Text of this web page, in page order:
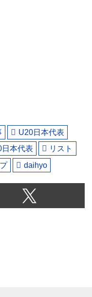
U20日本代表
日本代表
リスト
daihyo